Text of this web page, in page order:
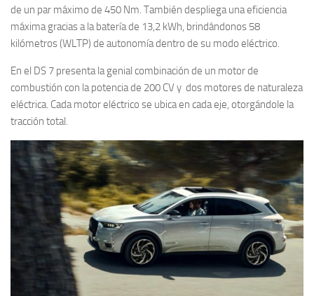
de un par máximo de 450 Nm. También despliega una eficiencia
máxima gracias a la batería de 13,2 kWh, brindándonos 58
kilómetros (WLTP) de autonomía dentro de su modo eléctrico.
En el DS 7 presenta la genial combinación de un motor de
combustión con la potencia de 200 CV y dos motores de naturaleza
eléctrica. Cada motor eléctrico se ubica en cada eje, otorgándole la
tracción total.